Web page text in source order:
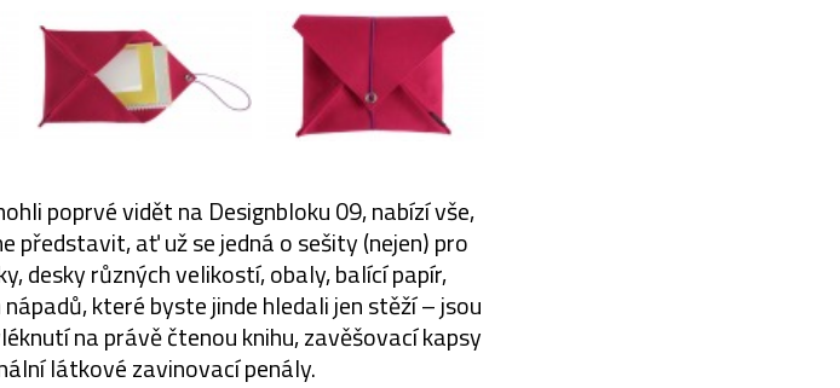
poprvé vidět na Designbloku 09, nabízí vše,
představit, ať už se jedná o sešity (nejen) pro
desky různých velikostí, obaly, balící papír,
které byste jinde hledali jen stěží – jsou
na právě čtenou knihu, zavěšovací kapsy
látkové zavinovací penály.